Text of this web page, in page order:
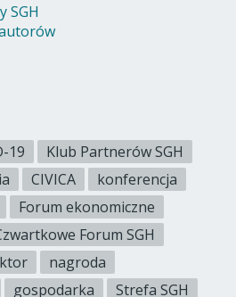
SGH
19
Klub Partnerów SGH
CIVICA
konferencja
Forum ekonomiczne
Forum SGH
nagroda
gospodarka Strefa SGH